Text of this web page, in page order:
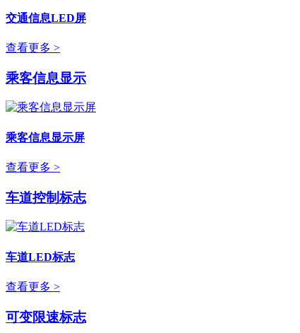
交通信息LED屏
查看更多 >
乘客信息显示
乘客信息显示屏
查看更多 >
车道控制标志
车道LED标志
查看更多 >
可变限速标志